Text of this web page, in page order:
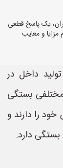
یک پاسخ قطعی
و معایب
داخل در
بستگی
را دارند و
بستگی دارد.